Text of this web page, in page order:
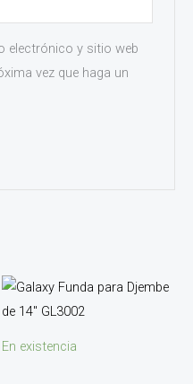
electrónico y sitio web
vez que haga un
En existencia